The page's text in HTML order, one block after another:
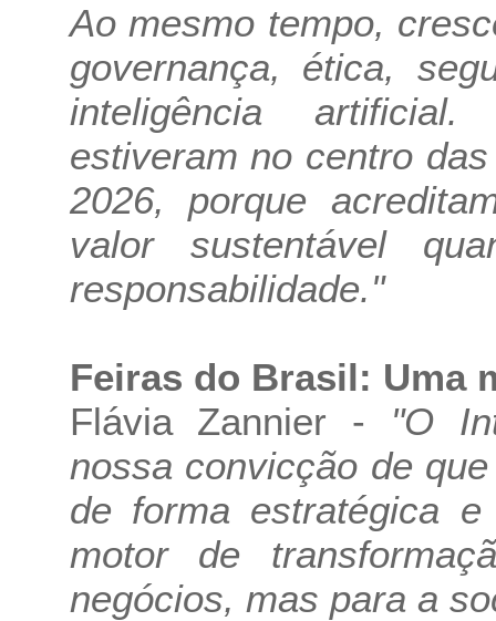
Ao mesmo tempo,
governança, ética,
inteligência
estiveram no centro
2026, porque
valor sustentável
responsabilidade."
Feiras do Brasil: Uma
Flávia Zannier - "O
nossa convicção de
de forma estratégica
motor de
negócios, mas para a